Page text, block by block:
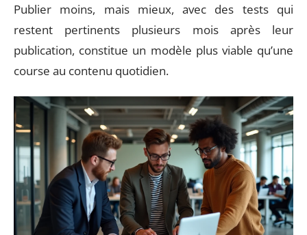
Publier moins, mais mieux, avec des tests qui
restent pertinents plusieurs mois après leur
publication, constitue un modèle plus viable qu’une
course au contenu quotidien.